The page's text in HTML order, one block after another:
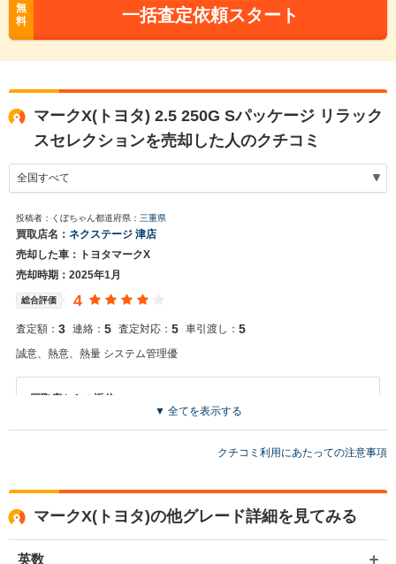
無
料
一括査定依頼スタート
マークX(トヨタ) 2.5 250G Sパッケージ リラック
スセレクションを売却した人のクチコミ
投稿者：くぼちゃん都道府県： 三重県
買取店名： ネクステージ 津店
売却した車：トヨタマークX
売却時期：2025年1月
総合評価 4
査定額： 3 連絡： 5 査定対応： 5 車引渡し： 5
誠意、熱意、熱量 システム管理優
買取店からの返信
お世話になっております。 株式会社ネクステージでございます。 この
い申し上げます。
▼ 全てを表示する
クチコミ利用にあたっての注意事項
マークX(トヨタ)の他グレード詳細を見てみる
英数